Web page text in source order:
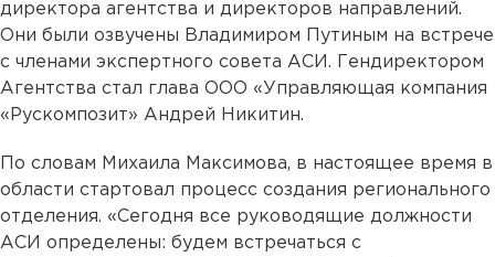
директора агентства и директоров направлений.
Они были озвучены Владимиром Путиным на встрече
с членами экспертного совета АСИ. Гендиректором
Агентства стал глава ООО «Управляющая компания
«Рускомпозит» Андрей Никитин.
По словам Михаила Максимова, в настоящее время в
области стартовал процесс создания регионального
отделения. «Сегодня все руководящие должности
АСИ определены: будем встречаться с